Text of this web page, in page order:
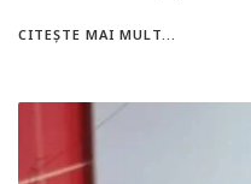
CITEȘTE MAI MULT...